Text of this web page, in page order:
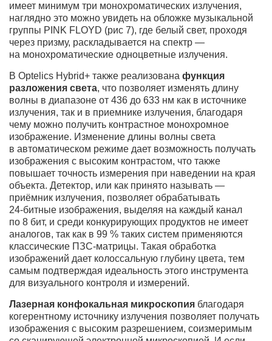
имеет минимум три монохроматических излучения,
наглядно это можно увидеть на обложке музыкальной
группы PINK FLOYD (рис 7), где белый свет, проходя
через призму, раскладывается на спектр —
на монохроматические одноцветные излучения.
В Optelics Hybrid+ также реализована функция
разложения света, что позволяет изменять длину
волны в диапазоне от 436 до 633 нм как в источнике
излучения, так и в приемнике излучения, благодаря
чему можно получить контрастное монохромное
изображение. Изменение длины волны света
в автоматическом режиме дает возможность получать
изображения с высоким контрастом, что также
повышает точность измерения при наведении на края
объекта. Детектор, или как принято называть —
приёмник излучения, позволяет обрабатывать
24-битные изображения, выделяя на каждый канал
по 8 бит, и среди конкурирующих продуктов не имеет
аналогов, так как в 99 % таких систем применяются
классические ПЗС-матрицы. Такая обработка
изображений дает колоссальную глубину цвета, тем
самым подтверждая идеальность этого инструмента
для визуального контроля и измерений.
Лазерная конфокальная микроскопия благодаря
когерентному источнику излучения позволяет получать
изображения с высоким разрешением, соизмеримым